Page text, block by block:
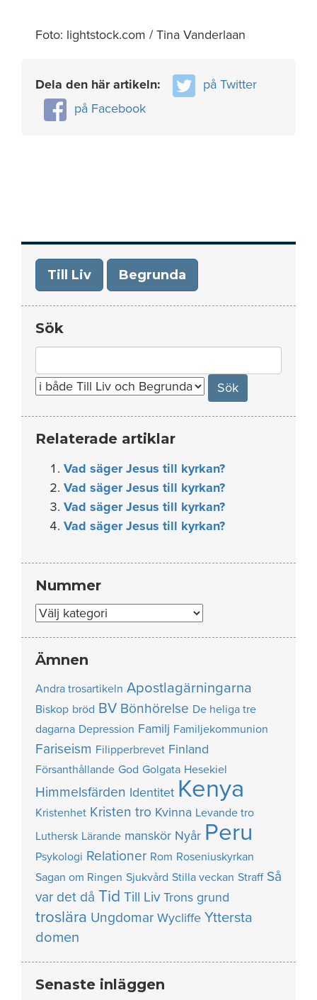
Foto: lightstock.com / Tina Vanderlaan
Dela den här artikeln:
på Twitter
på Facebook
Till Liv Begrunda
Sök
for:
Relaterade artiklar
Vad säger Jesus till kyrkan?
Vad säger Jesus till kyrkan?
Vad säger Jesus till kyrkan?
Vad säger Jesus till kyrkan?
Nummer
Nummer
Ämnen
Andra trosartikeln Apostlagärningarna
Biskop bröd BV Bönhörelse De heliga tre
dagarna Depression Familj Familjekommunion
Fariseism Filipperbrevet Finland
Försanthållande God Golgata Hesekiel
Himmelsfärden Identitet Kenya
Kristenhet Kristen tro Kvinna Levande tro
Luthersk Lärande manskör Nyår Peru
Psykologi Relationer Rom Roseniuskyrkan
Sagan om Ringen Sjukvård Stilla veckan Straff Så
var det då Tid Till Liv Trons grund
troslära Ungdomar Wycliffe Yttersta
domen
Senaste inläggen